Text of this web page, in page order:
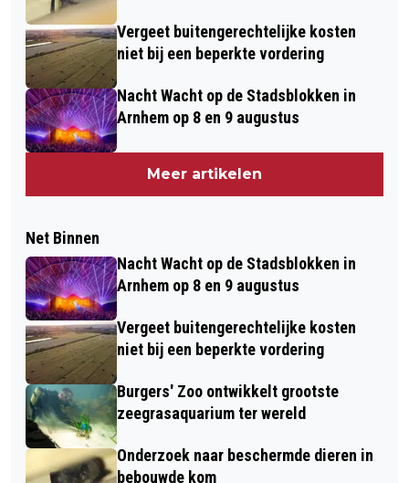
Vergeet buitengerechtelijke kosten
niet bij een beperkte vordering
Nacht Wacht op de Stadsblokken in
Arnhem op 8 en 9 augustus
Meer artikelen
Net Binnen
Nacht Wacht op de Stadsblokken in
Arnhem op 8 en 9 augustus
Vergeet buitengerechtelijke kosten
niet bij een beperkte vordering
Burgers' Zoo ontwikkelt grootste
zeegrasaquarium ter wereld
Onderzoek naar beschermde dieren in
bebouwde kom